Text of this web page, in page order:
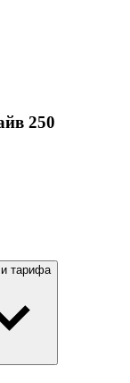
250
тарифа